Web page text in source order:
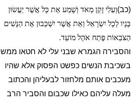
(כב)וְעֵלִי זָקֵן מְאֹד וְשָׁמַע אֵת כָּל אֲשֶׁר יַעֲשׂוּן
בָּנָיו לְכָל יִשְׂרָאֵל וְאֵת אֲשֶׁר יִשְׁכְּבוּן אֶת הַנָּשִׁים
הַצֹּבְאוֹת פֶּתַח אֹהֶל מוֹעֵד.
והסבירה הגמרא שבני עלי לא חטאו ממש
בשכיבת הנשים כפשט הפסוק אלא שהיו
מעכבים אותם מלחזור לבעליהן והכתוב
מעלה עליהם כאילו שכבום והסביר הרב